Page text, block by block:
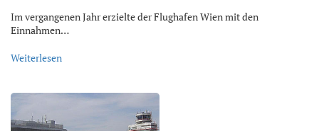
Im vergangenen Jahr erzielte der Flughafen Wien mit den
Einnahmen…
Weiterlesen